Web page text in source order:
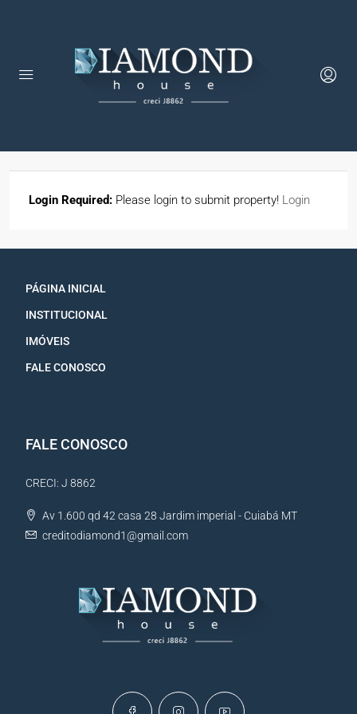
Login Required: Please login to submit property! Login
PÁGINA INICIAL
INSTITUCIONAL
IMÓVEIS
FALE CONOSCO
FALE CONOSCO
CRECI: J 8862
Av 1.600 qd 42 casa 28 Jardim imperial - Cuiabá MT
creditodiamond1@gmail.com